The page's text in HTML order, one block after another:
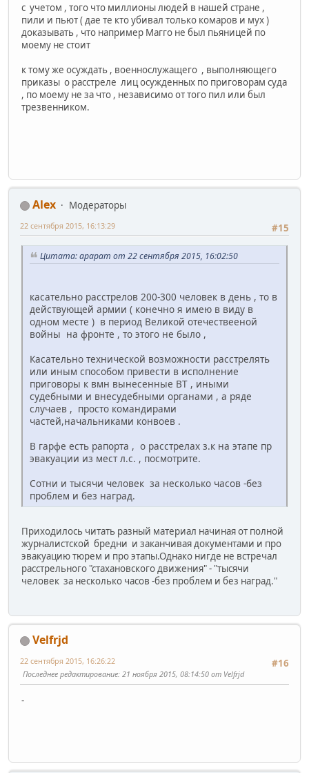
с учетом , того что миллионы людей в нашей стране ,
пили и пьют ( дае те кто убивал только комаров и мух )
доказывать , что например Магго не был пьяницей по
моему не стоит
к тому же осуждать , военнослужащего , выполняющего
приказы о расстреле лиц осужденных по приговорам суда
, по моему не за что , независимо от того пил или был
трезвенником.
Alex
Модераторы
#15
22 сентября 2015, 16:13:29
Цитата: арарат от 22 сентября 2015, 16:02:50
касательно расстрелов 200-300 человек в день , то в
действующей армии ( конечно я имею в виду в
одном месте ) в период Великой отечествееной
войны на фронте , то этого не было ,
Касательно технической возможности расстрелять
или иным способом привести в исполнение
приговоры к вмн вынесенные ВТ , иными
судебными и внесудебными органами , а ряде
случаев , просто командирами
частей,начальниками конвоев .
В гарфе есть рапорта , о расстрелах з.к на этапе пр
эвакуации из мест л.с. , посмотрите.
Сотни и тысячи человек за несколько часов -без
проблем и без наград.
Приходилось читать разный материал начиная от полной
журналистской бредни и заканчивая документами и про
эвакуацию тюрем и про этапы.Однако нигде не встречал
расстрельного "стахановского движения" - "тысячи
человек за несколько часов -без проблем и без наград."
Velfrjd
#16
22 сентября 2015, 16:26:22
Последнее редактирование: 21 ноября 2015, 08:14:50 от Velfrjd
-